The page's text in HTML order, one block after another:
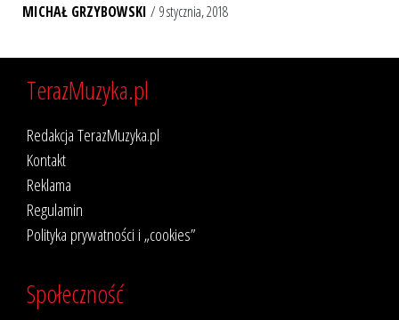
MICHAŁ GRZYBOWSKI / 9 stycznia, 2018
TerazMuzyka.pl
Redakcja TerazMuzyka.pl
Kontakt
Reklama
Regulamin
Polityka prywatności i „cookies”
Społeczność